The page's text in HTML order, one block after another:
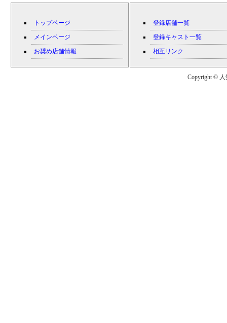
トップページ
メインページ
お奨め店舗情報
登録店舗一覧
登録キャスト一覧
相互リンク
Copyright © 人